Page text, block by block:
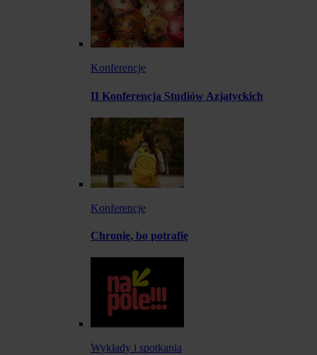
Konferencje
II Konferencja Studiów Azjatyckich
Konferencje
Chronię, bo potrafię
Wykłady i spotkania